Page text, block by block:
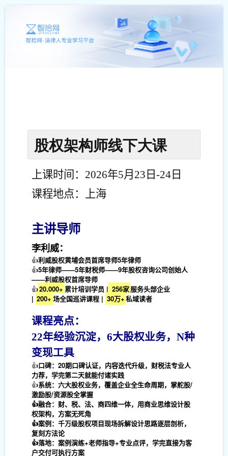
股权架构师线下大课
上课时间：2026年5月23日-24日
课程地点：上海
主讲导师
李利威：
👍利威股权黄埔会员首席导师5年律师
👍5年律师——5年财税师——9年股权咨询公司创始人
——利威股权首席导师
👍20,000+ 累计培训学员 | 256家服务头部企业
| 200+ 场全国巡讲课程 | 30万+私域读者
课程亮点：
22年经验沉淀，6大股权业务，N种
变现工具
👍口碑：20期口碑认证，内容迭代升级，财税法专业人
力荐，学完第二天就能付诸实践
👍系统：六大股权业务，覆盖企业全生命周期，掌舵股/
激励股/资源股全掌握
👍融合：财、税、法、商四维一体，用商业思维设计股
权架构，方案无死角
👍案例：千万级股权项目现场拆解设计思路逐层剖析，
复刻方法论
👍落地：案例演练+老师指导+专业点评，学完直接为客
户交付可执行方案